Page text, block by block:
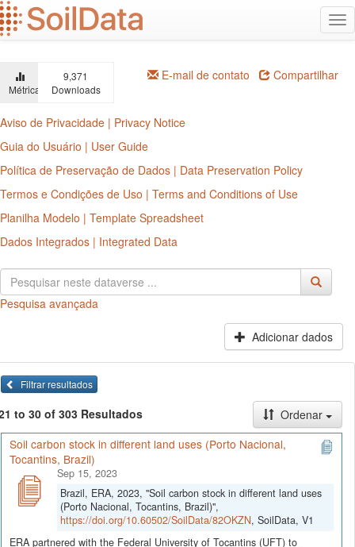
Ir
para
o
principal
Métricas
9,371
Downloads
E-mail de contato Compartilhar
Aviso de Privacidade | Privacy Notice
Guia do Usuário | User Guide
Política de Preservação de Dados | Data Preservation Policy
Termos e Condições de Uso | Terms and Conditions of Use
Planilha Modelo | Template Spreadsheet
Dados Integrados | Integrated Data
Pesquisa avançada
Adicionar dados
Filtrar resultados
to 30 of 303 Resultados
Ordenar
Soil carbon stock in different land uses (Porto Nacional,
Tocantins, Brazil)
Sep 15, 2023
Brazil, ERA, 2023, "Soil carbon stock in different land uses
(Porto Nacional, Tocantins, Brazil)",
https://doi.org/10.60502/SoilData/82OKZN, SoilData, V1
ERA partnered with the Federal University of Tocantins (UFT) to